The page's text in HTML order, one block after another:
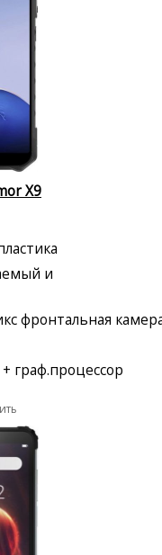
X9
и
фронтальная
граф.процессор